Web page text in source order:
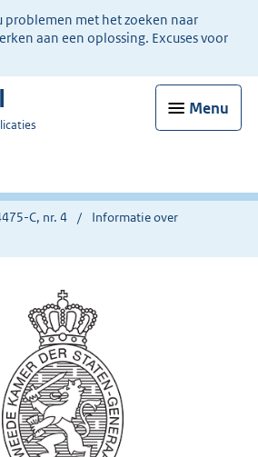
problemen met het zoeken naar
aan een oplossing. Excuses voor
Menu
C, nr. 4
Informatie over